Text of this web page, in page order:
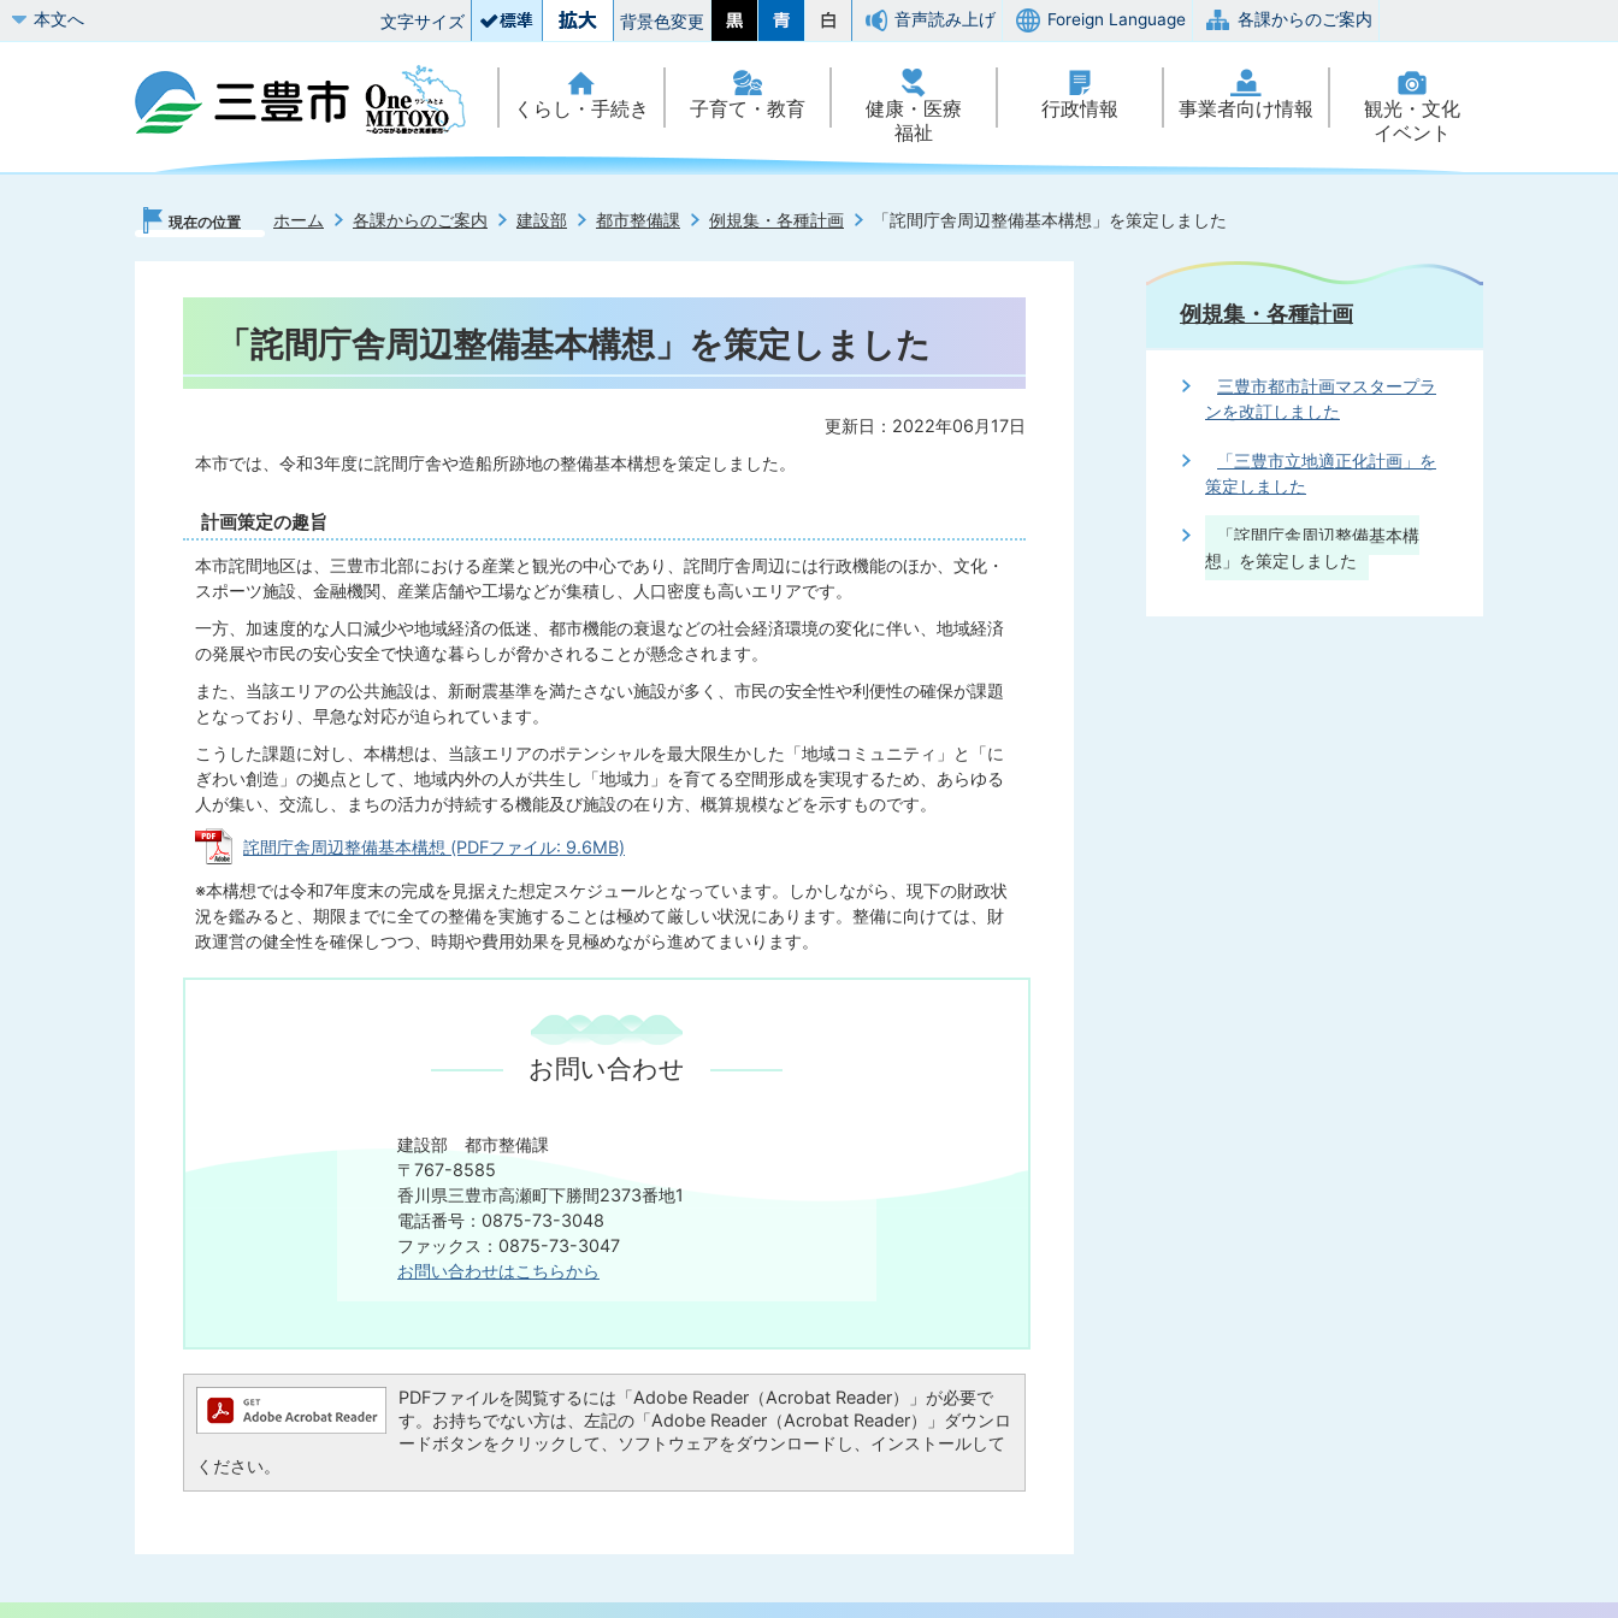
本文へ 文字サイズ 背景色変更 音声読み上げ Foreign Language 各課からのご案内
くらし・手続き 子育て・教育
健康・医療
福祉
行政情報 事業者向け情報
観光・文化
イベント
現在の位置 ホーム 各課からのご案内 建設部 都市整備課 例規集・各種計画 「詫間庁舎周辺整備基本構想」を策定しました
「詫間庁舎周辺整備基本構想」を策定しました
更新日：2022年06月17日
本市では、令和3年度に詫間庁舎や造船所跡地の整備基本構想を策定しました。
計画策定の趣旨
本市詫間地区は、三豊市北部における産業と観光の中心であり、詫間庁舎周辺には行政機能のほか、文化・
スポーツ施設、金融機関、産業店舗や工場などが集積し、人口密度も高いエリアです。
一方、加速度的な人口減少や地域経済の低迷、都市機能の衰退などの社会経済環境の変化に伴い、地域経済
の発展や市民の安心安全で快適な暮らしが脅かされることが懸念されます。
また、当該エリアの公共施設は、新耐震基準を満たさない施設が多く、市民の安全性や利便性の確保が課題
となっており、早急な対応が迫られています。
こうした課題に対し、本構想は、当該エリアのポテンシャルを最大限生かした「地域コミュニティ」と「に
ぎわい創造」の拠点として、地域内外の人が共生し「地域力」を育てる空間形成を実現するため、あらゆる
人が集い、交流し、まちの活力が持続する機能及び施設の在り方、概算規模などを示すものです。
詫間庁舎周辺整備基本構想 (PDFファイル: 9.6MB)
※本構想では令和7年度末の完成を見据えた想定スケジュールとなっています。しかしながら、現下の財政状
況を鑑みると、期限までに全ての整備を実施することは極めて厳しい状況にあります。整備に向けては、財
政運営の健全性を確保しつつ、時期や費用効果を見極めながら進めてまいります。
お問い合わせ
建設部 都市整備課
〒767-8585
香川県三豊市高瀬町下勝間2373番地1
電話番号：0875-73-3048
ファックス：0875-73-3047
お問い合わせはこちらから
PDFファイルを閲覧するには「Adobe Reader（Acrobat Reader）」が必要で
す。お持ちでない方は、左記の「Adobe Reader（Acrobat Reader）」ダウンロ
ードボタンをクリックして、ソフトウェアをダウンロードし、インストールして
ください。
例規集・各種計画
三豊市都市計画マスタープラ
ンを改訂しました
「三豊市立地適正化計画」を
策定しました
「詫間庁舎周辺整備基本構
想」を策定しました